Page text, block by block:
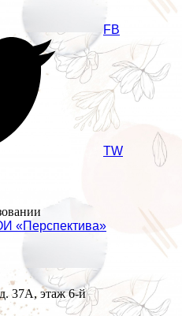
FB
TW
«Перспектива»
37А, этаж 6-й